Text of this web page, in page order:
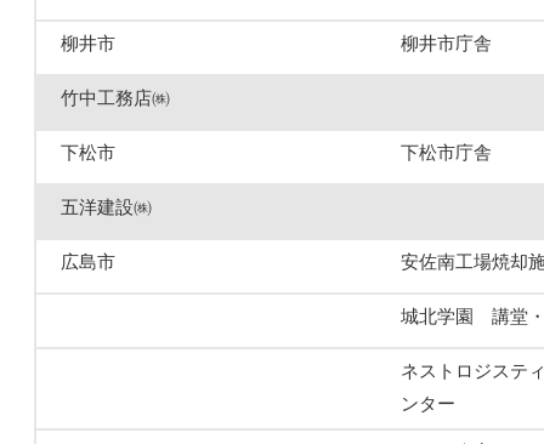
柳井市 柳井市庁舎
竹中工務店㈱
下松市 下松市庁舎
五洋建設㈱
広島市 安佐南工場焼却
城北学園 講堂
ネストロジステ
ンター